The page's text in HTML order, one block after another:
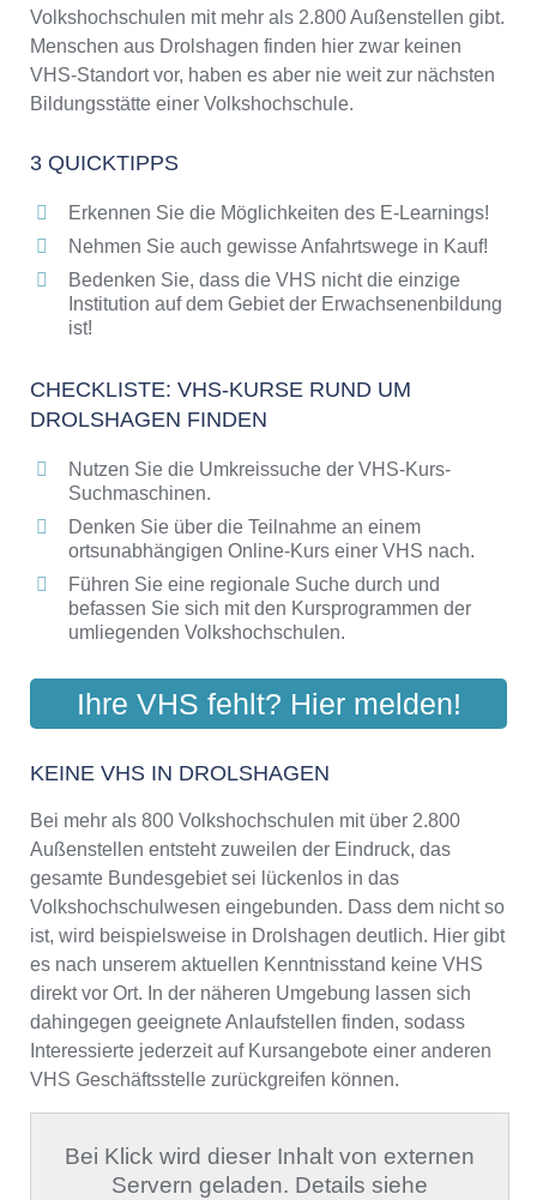
Online-Kurse als alternative Angebote zu
VHS-Kursen
Die VHS als Inbegriff der Erwachsenenbildung
Das bundesweite Netzwerk der
Abendschulen rund um Drolshagen
Bildungsangebote der VHS
Volkshochschulen mit mehr als 2.800 Außenstellen gibt.
Menschen aus Drolshagen finden hier zwar keinen
VHS-Standort vor, haben es aber nie weit zur nächsten
Bildungsstätte einer Volkshochschule.
3 QUICKTIPPS
Erkennen Sie die Möglichkeiten des E-Learnings!
Nehmen Sie auch gewisse Anfahrtswege in Kauf!
Bedenken Sie, dass die VHS nicht die einzige
Institution auf dem Gebiet der Erwachsenenbildung
ist!
CHECKLISTE: VHS-KURSE RUND UM
DROLSHAGEN FINDEN
Nutzen Sie die Umkreissuche der VHS-Kurs-
Suchmaschinen.
Denken Sie über die Teilnahme an einem
ortsunabhängigen Online-Kurs einer VHS nach.
Führen Sie eine regionale Suche durch und
befassen Sie sich mit den Kursprogrammen der
umliegenden Volkshochschulen.
Ihre VHS fehlt? Hier melden!
KEINE VHS IN DROLSHAGEN
Bei mehr als 800 Volkshochschulen mit über 2.800
Außenstellen entsteht zuweilen der Eindruck, das
gesamte Bundesgebiet sei lückenlos in das
Volkshochschulwesen eingebunden. Dass dem nicht so
ist, wird beispielsweise in Drolshagen deutlich. Hier gibt
es nach unserem aktuellen Kenntnisstand keine VHS
direkt vor Ort. In der näheren Umgebung lassen sich
dahingegen geeignete Anlaufstellen finden, sodass
Interessierte jederzeit auf Kursangebote einer anderen
VHS Geschäftsstelle zurückgreifen können.
Bei Klick wird dieser Inhalt von externen
Servern geladen. Details siehe